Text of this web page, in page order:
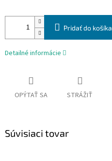
Pridať do košíka
Detailné informácie
OPÝTAŤ SA STRÁŽIŤ
Súvisiaci tovar